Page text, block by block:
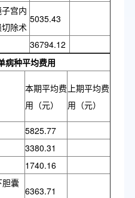
宫内
除术
5035.43
36794.12
病种平均费用
本期平均费
用（元）
上期平均费
用（元）
5825.77
3380.31
1740.16
胆囊
6363.71